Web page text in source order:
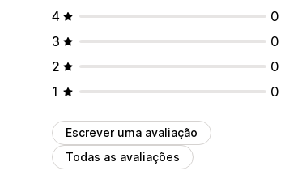
4
0
3
0
2
0
1
0
Escrever uma avaliação
Todas as avaliações